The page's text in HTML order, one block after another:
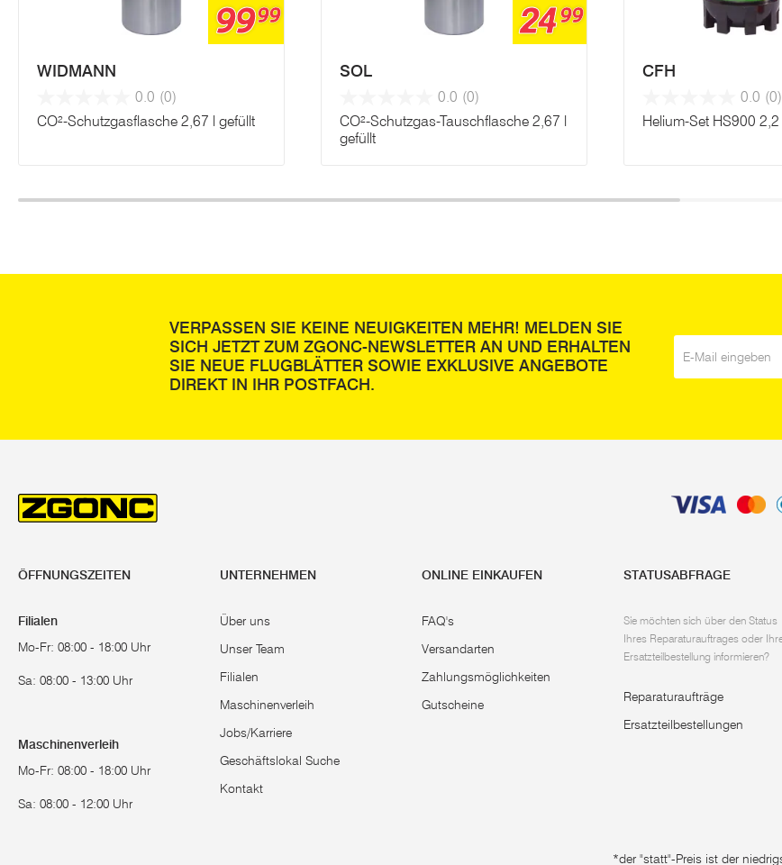
9999
WIDMANN
0.0 (0)
CO²-Schutzgasflasche 2,67 l gefüllt
2499
SOL
0.0 (0)
CO²-Schutzgas-Tauschflasche 2,67 l
gefüllt
CFH
0.0 (0)
Helium-Set HS900
VERPASSEN SIE KEINE NEUIGKEITEN MEHR! MELDEN SIE
SICH JETZT ZUM ZGONC-NEWSLETTER AN UND ERHALTEN
SIE NEUE FLUGBLÄTTER SOWIE EXKLUSIVE ANGEBOTE
DIREKT IN IHR POSTFACH.
ÖFFNUNGSZEITEN
Filialen
Mo-Fr: 08:00 - 18:00 Uhr
Sa: 08:00 - 13:00 Uhr
Maschinenverleih
Mo-Fr: 08:00 - 18:00 Uhr
Sa: 08:00 - 12:00 Uhr
UNTERNEHMEN
Über uns
Unser Team
Filialen
Maschinenverleih
Jobs/Karriere
Geschäftslokal Suche
Kontakt
ONLINE EINKAUFEN
FAQ's
Versandarten
Zahlungsmöglichkeiten
Gutscheine
STATUSABFRAGE
Sie möchten sich über den Status
Ihres Reparaturauftrages oder
Ersatzteilbestellung informieren?
Reparaturaufträge
Ersatzteilbestellungen
*der "statt"-Preis ist der